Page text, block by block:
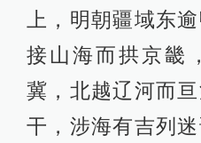
上，明朝疆域东
接山海而拱京畿
冀，北越辽河而
干，涉海有吉列